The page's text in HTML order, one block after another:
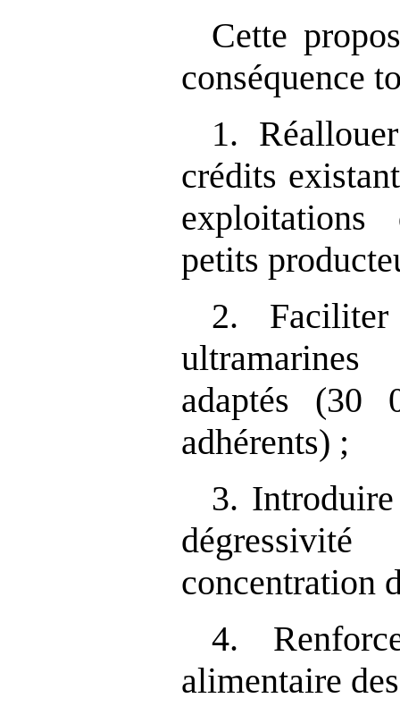
Cette
conséquence
1.
crédits
petits
2.
adaptés (30
adhérents) ;
3.
concentration
4.
alimentaire